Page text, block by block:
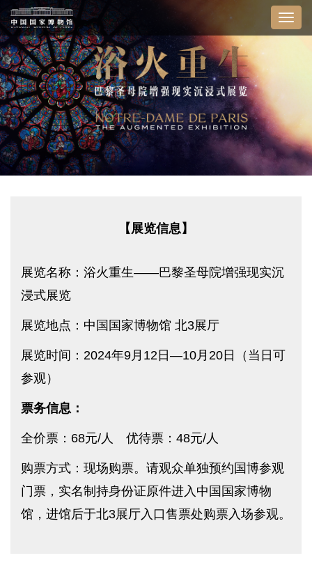
【展览信息】
展览名称：浴火重生——巴黎圣母院增强现实沉
浸式展览
展览地点：中国国家博物馆 北3展厅
展览时间：2024年9月12日—10月20日（当日可
参观）
票务信息：
全价票：68元/人 优待票：48元/人
购票方式：现场购票。请观众单独预约国博参观
门票，实名制持身份证原件进入中国国家博物
馆，进馆后于北3展厅入口售票处购票入场参观。